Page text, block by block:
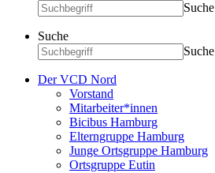
Suche
Suche
Suche
Der VCD Nord
Vorstand
Mitarbeiter*innen
Bicibus Hamburg
Elterngruppe Hamburg
Junge Ortsgruppe Hamburg
Ortsgruppe Eutin